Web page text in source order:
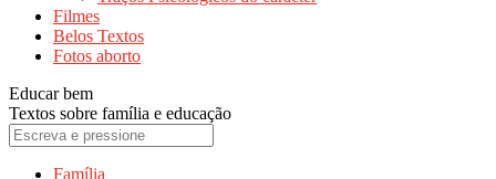
Filmes
Belos Textos
Fotos aborto
Educar bem
Textos sobre família e educação
Família